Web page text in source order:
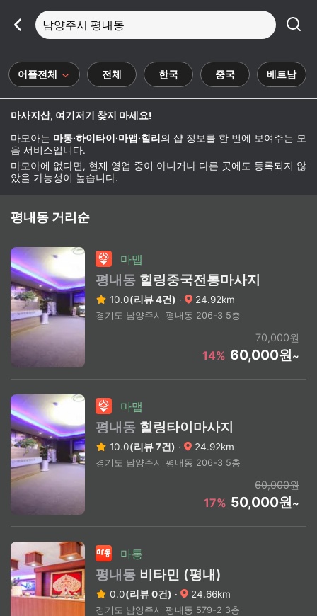
남양주시 평내동
어플전체 전체 한국 중국 베트남
마사지샵, 여기저기 찾지 마세요!
마모아는 마통·하이타이·마맵·힐리 의 샵 정보를 한 번에 보여주는 모
음 서비스입니다.
마모아에 없다면, 현재 영업 중이 아니거나 다른 곳에도 등록되지 않
았을 가능성이 높습니다.
평내동 거리순
마맵
평내동 힐링중국전통마사지
10.0(리뷰 4건) · 24.92km
경기도 남양주시 평내동 206-3 5층
70,000원
14% 60,000원~
마맵
평내동 힐링타이마사지
10.0(리뷰 7건) · 24.92km
경기도 남양주시 평내동 206-3 5층
60,000원
17% 50,000원~
마통
평내동 비타민 (평내)
0.0(리뷰 0건) · 24.66km
경기도 남양주시 평내동 579-2 3층